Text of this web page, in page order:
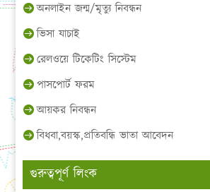
অনলাইন জন্ম/মৃত্যু নিবন্ধন
ভিসা যাচাই
রেলওয়ে টিকেটিং সিস্টেম
পাসপোর্ট ফরম
আয়কর নিবন্ধন
বিধবা,বয়স্ক,প্রতিবন্ধি ভাতা আবেদন
গুরুত্বপূর্ণ লিংক